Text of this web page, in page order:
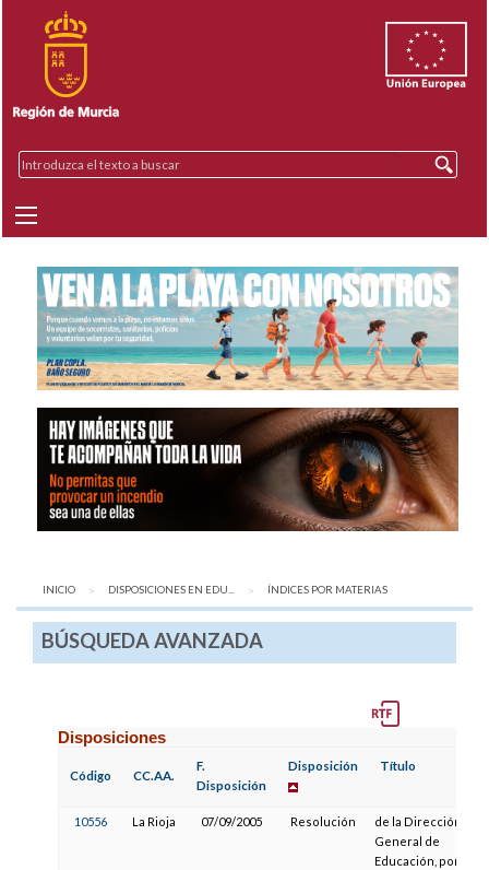
INICIO DISPOSICIONES EN EDU... AQUÍ:
ÍNDICES POR MATERIAS
BÚSQUEDA AVANZADA
Disposiciones
Código CC.AA.
F.
Disposición
Disposición Título
10556 La Rioja 07/09/2005 Resolución
de la Dirección
General de
Educación, por